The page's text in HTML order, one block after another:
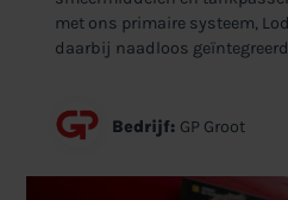
met ons primaire systeem,
daarbij naadloos
Bedrijf: GP Groot